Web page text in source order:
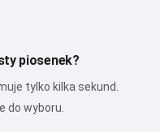
piosenek?
tylko kilka sekund.
do wyboru.